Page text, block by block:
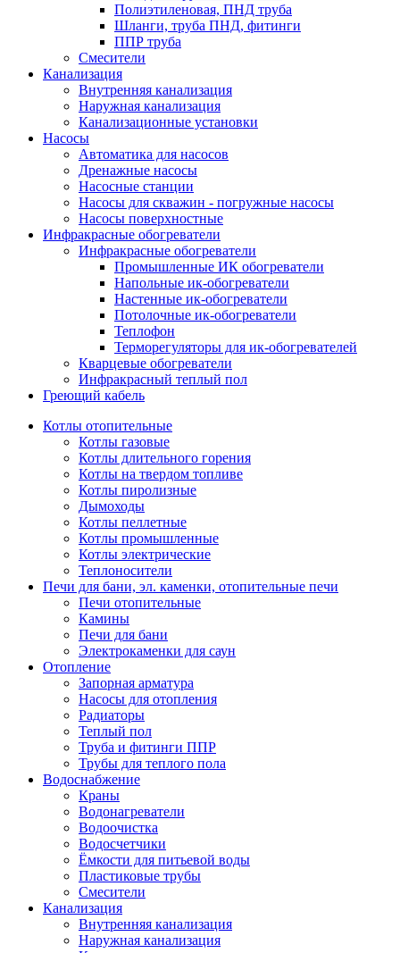
Полиэтиленовая, ПНД труба
Шланги, труба ПНД, фитинги
ППР труба
Смесители
Канализация
Внутренняя канализация
Наружная канализация
Канализационные установки
Насосы
Автоматика для насосов
Дренажные насосы
Насосные станции
Насосы для скважин - погружные насосы
Насосы поверхностные
Инфракрасные обогреватели
Инфракрасные обогреватели
Промышленные ИК обогреватели
Напольные ик-обогреватели
Настенные ик-обогреватели
Потолочные ик-обогреватели
Теплофон
Терморегуляторы для ик-обогревателей
Кварцевые обогреватели
Инфракрасный теплый пол
Греющий кабель
Котлы отопительные
Котлы газовые
Котлы длительного горения
Котлы на твердом топливе
Котлы пиролизные
Дымоходы
Котлы пеллетные
Котлы промышленные
Котлы электрические
Теплоносители
Печи для бани, эл. каменки, отопительные печи
Печи отопительные
Камины
Печи для бани
Электрокаменки для саун
Отопление
Запорная арматура
Насосы для отопления
Радиаторы
Теплый пол
Труба и фитинги ППР
Трубы для теплого пола
Водоснабжение
Краны
Водонагреватели
Водоочистка
Водосчетчики
Ёмкости для питьевой воды
Пластиковые трубы
Смесители
Канализация
Внутренняя канализация
Наружная канализация